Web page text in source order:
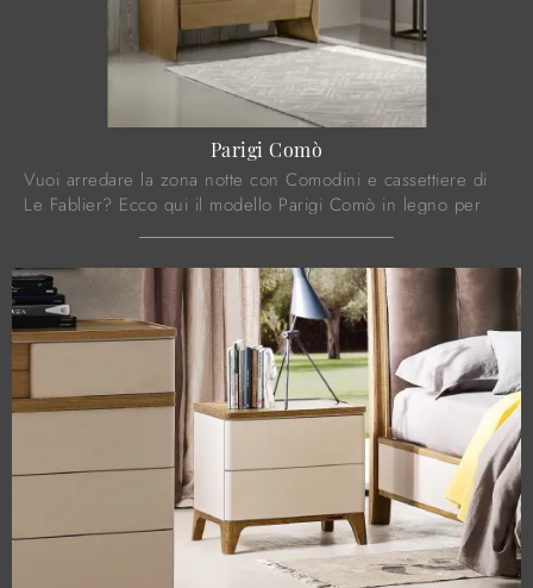
Parigi Comò
Vuoi arredare la zona notte con Comodini e cassettiere di
Le Fablier? Ecco qui il modello Parigi Comò in legno per